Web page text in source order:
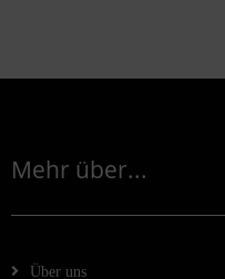
Mehr über...
Über uns